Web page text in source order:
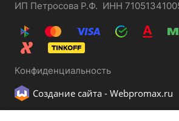
ИП Петросова Р.Ф. ИНН
Конфиденциальность
Создание сайта - Webpromax.ru